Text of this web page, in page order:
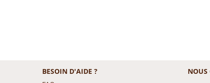
BESOIN D'AIDE ? NOUS